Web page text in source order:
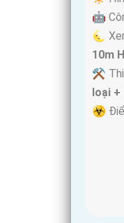
🤖️
🌜
10m
⚒
loại +
️☣️